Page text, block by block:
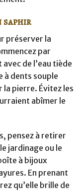
saphir
préserver la
par
de l’eau tiède
à dents souple
la pierre. Évitez les
abîmer le
pensez à retirer
jardinage ou le
à bijoux
En prenant
qu’elle brille de